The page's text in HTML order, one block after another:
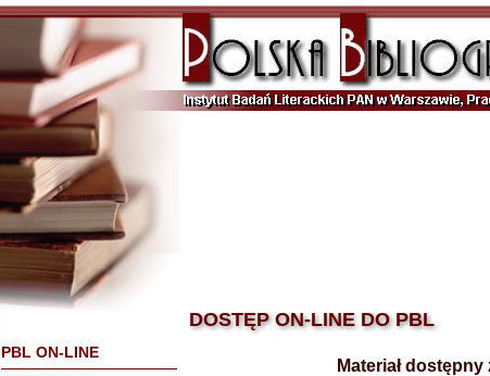
PBL ON-LINE
DOSTĘP ON-LINE DO PBL
Materiał dostępny